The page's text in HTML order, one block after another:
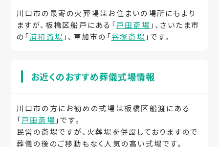
川口市の最寄の火葬場はお住まいの場所にもより
ますが、板橋区船戸にある「戸田斎場 」、さいたま市
の「浦和斎場 」、草加市の「谷塚斎場 」です。
お近くのおすすめ葬儀式場情報
川口市の方にお勧めの式場は板橋区船渡にある
「戸田斎場 」です。
民営の斎場ですが、火葬場を併設しておりますので
葬儀の後のご移動もなく人気の高い式場です。